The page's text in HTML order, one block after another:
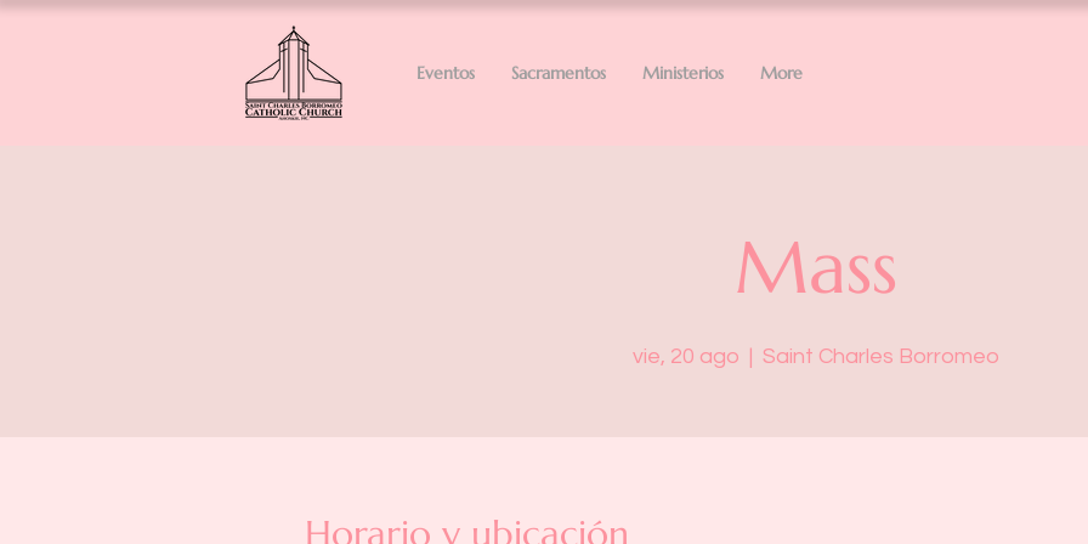
Eventos Sacramentos Ministerios More
Mass
vie, 20 ago
  |
Saint Charles Borromeo
Horario y ubicación